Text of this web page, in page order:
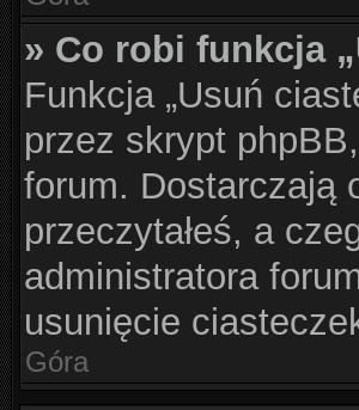
» Co robi funkcja
Funkcja „Usuń
przez skrypt
forum. Dostarczają
przeczytałeś, a
administratora
usunięcie
Góra